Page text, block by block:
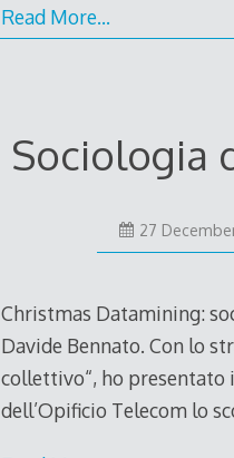
Read More…
Sociologia
27
Christmas Datamining:
Davide Bennato. Con lo
collettivo“, ho presentato
dell’Opificio Telecom lo